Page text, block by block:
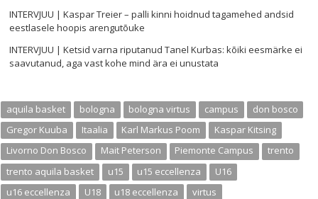
INTERVJUU | Kaspar Treier – palli kinni hoidnud tagamehed andsid
eestlasele hoopis arengutõuke
INTERVJUU | Ketsid varna riputanud Tanel Kurbas: kõiki eesmärke ei
saavutanud, aga vast kohe mind ära ei unustata
aquila basket bologna bologna virtus campus
don bosco
Gregor Kuuba
Itaalia Karl Markus Poom
Kaspar Kitsing
Livorno Don Bosco
Mait Peterson Piemonte Campus
trento
trento aquila basket
u15 u15 eccellenza
U16
u16 eccellenza
U18 u18 eccellenza virtus